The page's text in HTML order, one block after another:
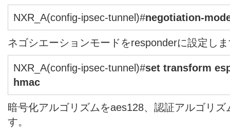
NXR_A(config-ipsec-tunnel)#negotiation-
ネゴシエーションモードをresponderに設定し
NXR_A(config-ipsec-tunnel)#set transform
hmac
暗号化アルゴリズムをaes128、認証アルゴリ
す。